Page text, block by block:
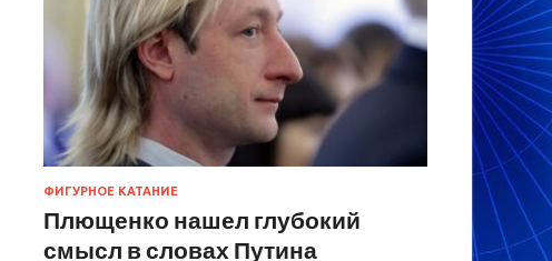
ФИГУРНОЕ КАТАНИЕ
Плющенко нашел глубокий
смысл в словах Путина